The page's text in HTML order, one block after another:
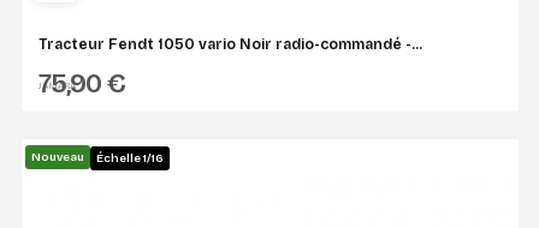
Tracteur Fendt 1050 vario Noir radio-commandé -...
JAMARA
75,90 €
Nouveau Échelle 1/16